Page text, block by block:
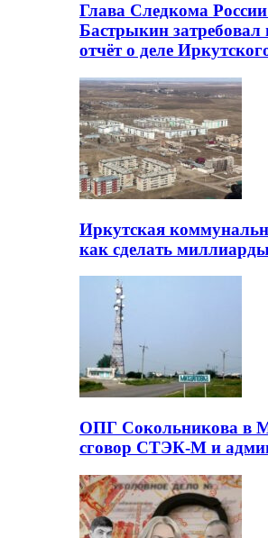
Глава Следкома
Бастрыкин
отчёт о деле
Иркутская
как сделать
ОПГ Сокольникова в
сговор СТЭК-М и